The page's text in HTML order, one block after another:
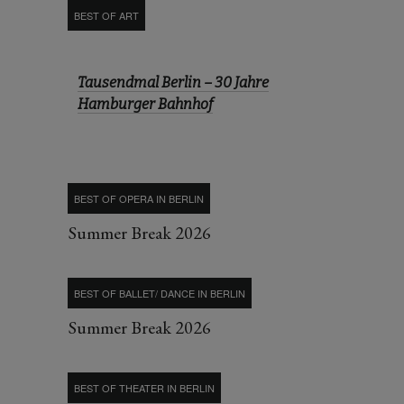
BEST OF ART
Tausendmal Berlin – 30 Jahre
Hamburger Bahnhof
BEST OF OPERA IN BERLIN
Summer Break 2026
BEST OF BALLET/ DANCE IN BERLIN
Summer Break 2026
BEST OF THEATER IN BERLIN